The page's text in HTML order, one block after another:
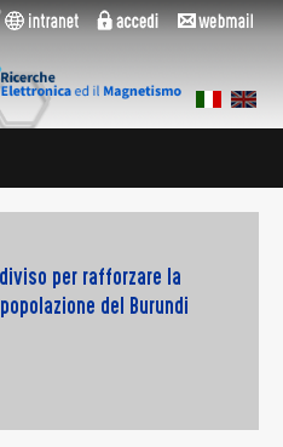
per rafforzare la
del Burundi